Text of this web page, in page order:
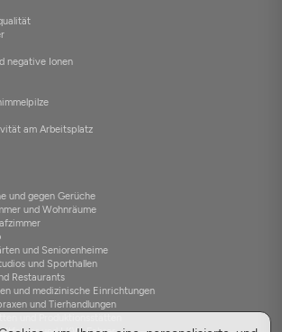
negative Ionen
am Arbeitsplatz
und gegen Gerüche
und Wohnräume
und Seniorenheime
und Sporthallen
Restaurants
und medizinische Einrichtungen
und Tierhandlungen
und Produktionsstätten